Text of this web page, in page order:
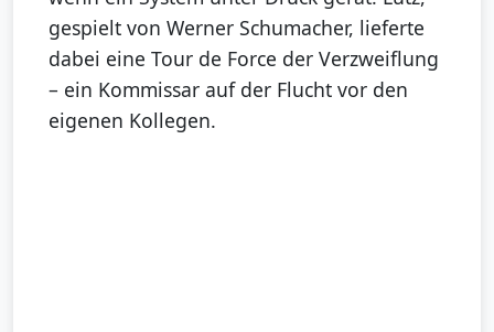
gespielt von Werner Schumacher, lieferte
dabei eine Tour de Force der Verzweiflung
– ein Kommissar auf der Flucht vor den
eigenen Kollegen.